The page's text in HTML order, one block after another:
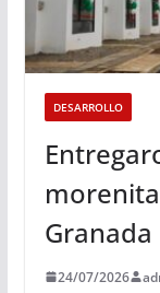
DESARROLLO
Granada
24/07/2026